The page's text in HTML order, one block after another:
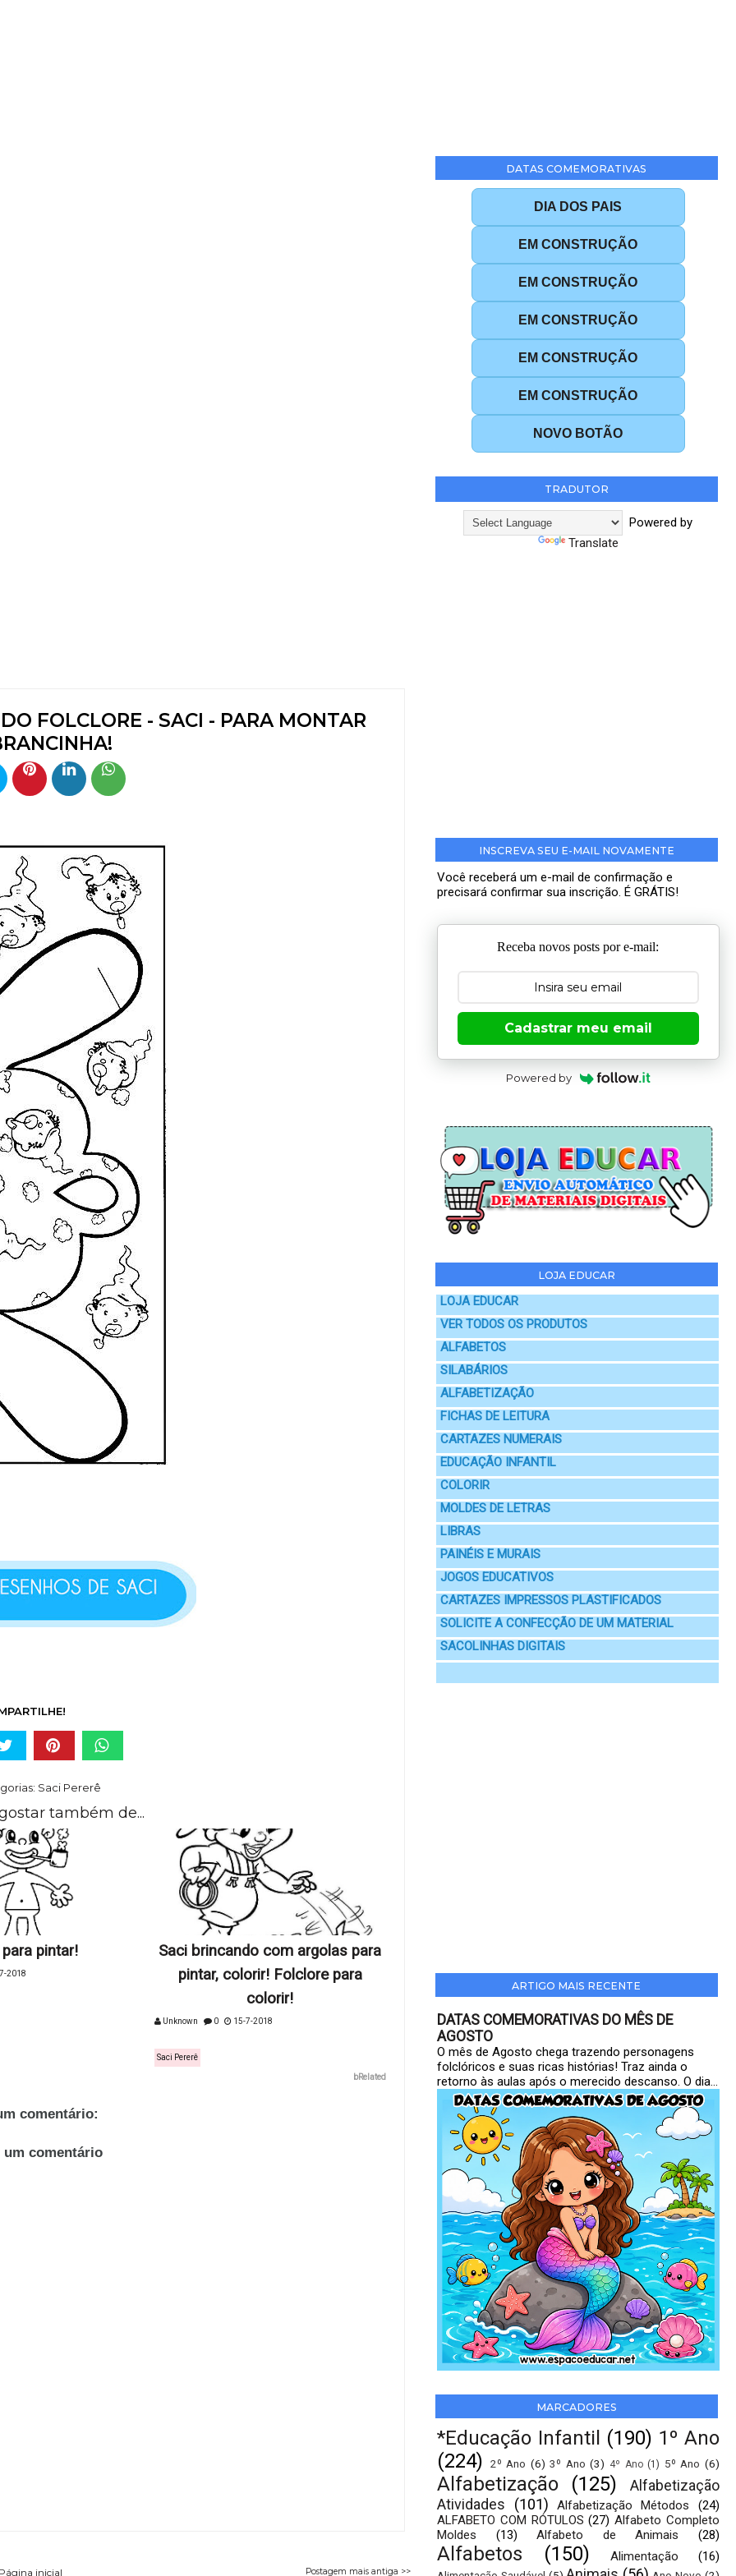
FOLCLORE - SACI - PARA MONTAR
Saci Pererê
também de...
pintar!
2018
Saci brincando com argolas para
pintar, colorir! Folclore para
colorir!
Unknown 0 15-7-2018
Saci Pererê
bRelated
comentário:
um comentário
Postagem mais antiga >>
inicial
DATAS COMEMORATIVAS
DIA DOS PAIS
EM CONSTRUÇÃO
EM CONSTRUÇÃO
EM CONSTRUÇÃO
EM CONSTRUÇÃO
EM CONSTRUÇÃO
NOVO BOTÃO
TRADUTOR
Powered by
Translate
INSCREVA SEU E-MAIL NOVAMENTE
Você receberá um e-mail de confirmação e
precisará confirmar sua inscrição. É GRÁTIS!
Receba novos posts por e-mail:
Cadastrar meu email
Powered by
LOJA EDUCAR
LOJA EDUCAR
VER TODOS OS PRODUTOS
ALFABETOS
SILABÁRIOS
ALFABETIZAÇÃO
FICHAS DE LEITURA
CARTAZES NUMERAIS
EDUCAÇÃO INFANTIL
COLORIR
MOLDES DE LETRAS
LIBRAS
PAINÉIS E MURAIS
JOGOS EDUCATIVOS
CARTAZES IMPRESSOS PLASTIFICADOS
SOLICITE A CONFECÇÃO DE UM MATERIAL
SACOLINHAS DIGITAIS
ARTIGO MAIS RECENTE
DATAS COMEMORATIVAS DO MÊS DE
AGOSTO
O mês de Agosto chega trazendo personagens
folclóricos e suas ricas histórias! Traz ainda o
retorno às aulas após o merecido descanso. O dia...
MARCADORES
*Educação Infantil (190) 1º Ano
(224)
2º Ano (6) 3º Ano (3) 4º Ano (1) 5º Ano (6)
Alfabetização (125)
Alfabetização
Atividades
(101) Alfabetização Métodos
(24)
ALFABETO COM RÓTULOS (27) Alfabeto Completo
Moldes
(13) Alfabeto de Animais (28)
Alfabetos (150) Alimentação (16)